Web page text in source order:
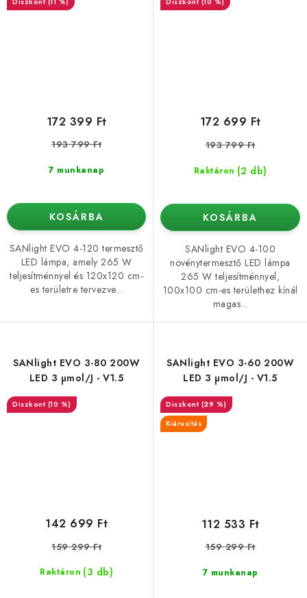
7 munkanap
172 399 Ft
193 799 Ft
KOSÁRBA
SANlight EVO 4-120 termesztő
LED lámpa, amely 265 W
teljesítménnyel és 120x120 cm-
es területre tervezve...
Raktáron (2 db)
172 699 Ft
193 799 Ft
KOSÁRBA
SANlight EVO 4-100
növénytermesztő LED lámpa
265 W teljesítménnyel,
100x100 cm-es területhez kínál
magas...
SANlight EVO 3-80 200W
LED 3 µmol/J - V1.5
(10 %)
Raktáron (3 db)
142 699 Ft
159 299 Ft
SANlight EVO 3-60 200W
LED 3 µmol/J - V1.5
(29 %)
Kiárusítás
7 munkanap
112 533 Ft
159 299 Ft